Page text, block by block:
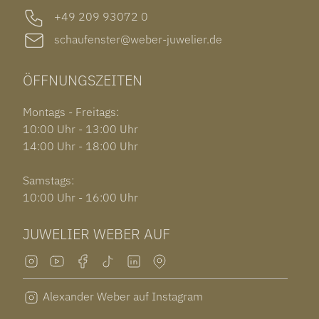
+49 209 93072 0
schaufenster@weber-juwelier.de
ÖFFNUNGSZEITEN
Montags - Freitags:
10:00 Uhr - 13:00 Uhr
14:00 Uhr - 18:00 Uhr
Samstags:
10:00 Uhr - 16:00 Uhr
JUWELIER WEBER AUF
Alexander Weber auf Instagram